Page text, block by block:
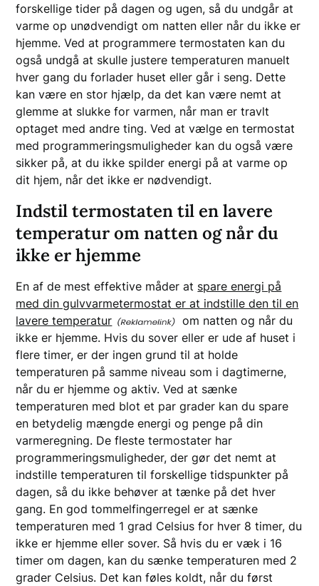
forskellige tider på dagen og ugen, så du undgår at
varme op unødvendigt om natten eller når du ikke er
hjemme. Ved at programmere termostaten kan du
også undgå at skulle justere temperaturen manuelt
hver gang du forlader huset eller går i seng. Dette
kan være en stor hjælp, da det kan være nemt at
glemme at slukke for varmen, når man er travlt
optaget med andre ting. Ved at vælge en termostat
med programmeringsmuligheder kan du også være
sikker på, at du ikke spilder energi på at varme op
dit hjem, når det ikke er nødvendigt.
Indstil termostaten til en lavere
temperatur om natten og når du
ikke er hjemme
En af de mest effektive måder at spare energi på
med din gulvvarmetermostat er at indstille den til en
lavere temperatur
om natten og når du
ikke er hjemme. Hvis du sover eller er ude af huset i
flere timer, er der ingen grund til at holde
temperaturen på samme niveau som i dagtimerne,
når du er hjemme og aktiv. Ved at sænke
temperaturen med blot et par grader kan du spare
en betydelig mængde energi og penge på din
varmeregning. De fleste termostater har
programmeringsmuligheder, der gør det nemt at
indstille temperaturen til forskellige tidspunkter på
dagen, så du ikke behøver at tænke på det hver
gang. En god tommelfingerregel er at sænke
temperaturen med 1 grad Celsius for hver 8 timer, du
ikke er hjemme eller sover. Så hvis du er væk i 16
timer om dagen, kan du sænke temperaturen med 2
grader Celsius. Det kan føles koldt, når du først